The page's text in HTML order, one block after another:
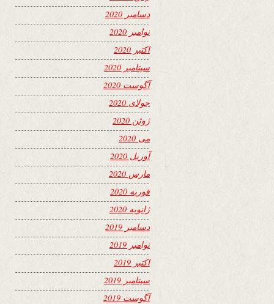
دسامبر 2020
نوامبر 2020
اکتبر 2020
سپتامبر 2020
آگوست 2020
جولای 2020
ژوئن 2020
می 2020
آوریل 2020
مارس 2020
فوریه 2020
ژانویه 2020
دسامبر 2019
نوامبر 2019
اکتبر 2019
سپتامبر 2019
آگوست 2019